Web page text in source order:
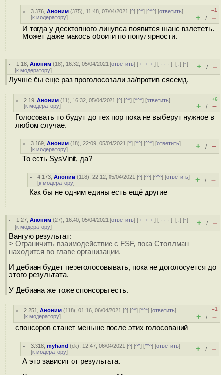
3.376 ,Аноним (375), 11:48, 07/04/2021 [^] [^^] [^^^] [ответить]
[к модератору]
–1
+ / –
И тогда у десктопного линупca появится шанс взлететь.
Может даже макось обойти по популярности.
1.18 ,Аноним (18), 16:32, 05/04/2021 [ответить] [ ﹢﹢﹢] [ · · ·][↓] [↑]
[к модератору] + / –
Лучше бы еще раз проголосовали за/против сясемд.
2.19 ,Аноним (11), 16:32, 05/04/2021 [^] [^^] [^^^] [ответить]
[к модератору]
+6
+ / –
Голосовать то будут до тех пор пока не выберут нужное в
любом случае.
3.169 ,Аноним (18), 22:09, 05/04/2021 [^] [^^] [^^^] [ответить]
[к модератору] + / –
То есть SysVinit, да?
4.173 ,Аноним (118), 22:12, 05/04/2021 [^] [^^] [^^^] [ответить]
[к модератору] + / –
Как бы не одним едины есть ещё другие
1.27 ,Аноним (27), 16:40, 05/04/2021 [ответить] [ ﹢﹢﹢] [ · · ·][↓] [↑]
[к модератору] + / –
Вангую результат:
> Ограничить взаимодействие с FSF, пока Столлман
находится во главе организации.
И дебиан будет переголосовывать, пока не доголосуется до
этого результата.
У Дебиана же тоже спонсоры есть.
2.251 ,Аноним (118), 01:16, 06/04/2021 [^] [^^] [^^^] [ответить]
[к модератору]
–1
+ / –
спонсоров станет меньше после этих голосований
3.318 ,myhand (ok), 12:47, 06/04/2021 [^] [^^] [^^^] [ответить]
[к модератору] + / –
А это зависит от результата.